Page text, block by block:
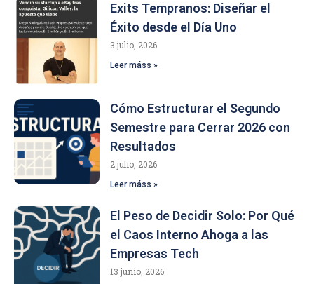
Exits Tempranos: Diseñar el
Éxito desde el Día Uno
3 julio, 2026
Leer máss »
Cómo Estructurar el Segundo
Semestre para Cerrar 2026 con
Resultados
2 julio, 2026
Leer máss »
El Peso de Decidir Solo: Por Qué
el Caos Interno Ahoga a las
Empresas Tech
13 junio, 2026